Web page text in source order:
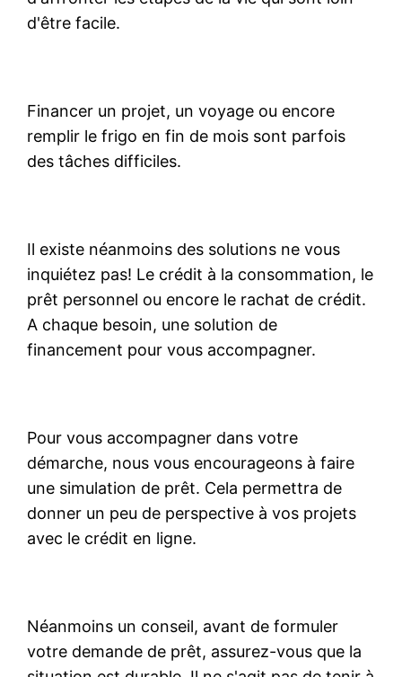
d'être facile.
Financer un projet, un voyage ou encore
remplir le frigo en fin de mois sont parfois
des tâches difficiles.
Il existe néanmoins des solutions ne vous
inquiétez pas! Le crédit à la consommation, le
prêt personnel ou encore le rachat de crédit.
A chaque besoin, une solution de
financement pour vous accompagner.
Pour vous accompagner dans votre
démarche, nous vous encourageons à faire
une simulation de prêt. Cela permettra de
donner un peu de perspective à vos projets
avec le crédit en ligne.
Néanmoins un conseil, avant de formuler
votre demande de prêt, assurez-vous que la